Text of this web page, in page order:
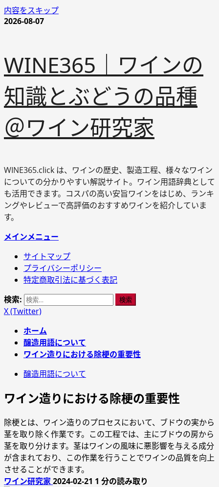
内容をスキップ
2026-08-07
WINE365｜ワインの
知識とぶどうの品種
＠ワイン研究家
WINE365.click は、ワインの歴史、製造工程、様々なワイン
についての分かりやすい解説サイト。ワイン用語辞典として
も活用できます。コスパの高い安旨ワインをはじめ、ランキ
ングやレビューで高評価のおすすめワインを紹介していま
す。
メインメニュー
サイトマップ
プライバシーポリシー
特定商取引法に基づく表記
検索:
X (Twitter)
ホーム
醸造用語について
ワイン造りにおける除梗の重要性
醸造用語について
ワイン造りにおける除梗の重要性
除梗とは、ワイン造りのプロセスにおいて、ブドウの実から
茎を取り除く作業です。この工程では、主にブドウの房から
茎を取り分けます。茎はワインの風味に悪影響を与える成分
が含まれており、この作業を行うことでワインの品質を向上
させることができます。
ワイン研究家2024-02-21 1 分の読み取り